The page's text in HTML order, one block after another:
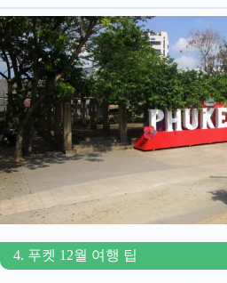
4. 푸켓 12월 여행 팁